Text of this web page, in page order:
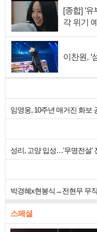
[종합] '
각 위기
이찬원, '
임영웅, 10주년 매거진 화
성리, 고양 입성…'무명전설'
박경혜x현봉식→전현무 무
스페셜